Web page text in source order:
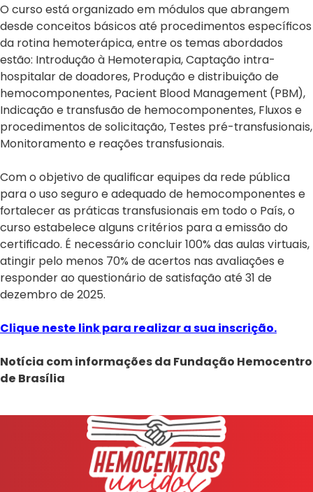
O curso está organizado em módulos que abrangem
desde conceitos básicos até procedimentos específicos
da rotina hemoterápica, entre os temas abordados
estão: Introdução à Hemoterapia, Captação intra-
hospitalar de doadores, Produção e distribuição de
hemocomponentes, Pacient Blood Management (PBM),
Indicação e transfusão de hemocomponentes, Fluxos e
procedimentos de solicitação, Testes pré-transfusionais,
Monitoramento e reações transfusionais.
Com o objetivo de qualificar equipes da rede pública
para o uso seguro e adequado de hemocomponentes e
fortalecer as práticas transfusionais em todo o País, o
curso estabelece alguns critérios para a emissão do
certificado. É necessário concluir 100% das aulas virtuais,
atingir pelo menos 70% de acertos nas avaliações e
responder ao questionário de satisfação até 31 de
dezembro de 2025.
Clique neste link para realizar a sua inscrição.
Notícia com informações da Fundação Hemocentro
de Brasília